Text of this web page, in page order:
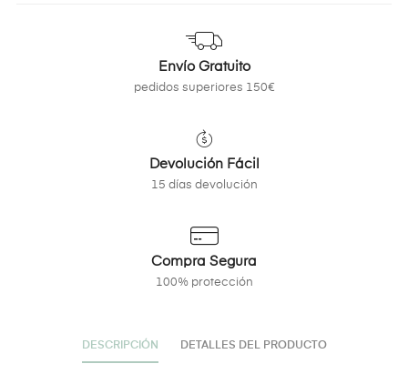
Envío Gratuito
pedidos superiores 150€
Devolución Fácil
15 días devolución
Compra Segura
100% protección
DESCRIPCIÓN DETALLES DEL PRODUCTO